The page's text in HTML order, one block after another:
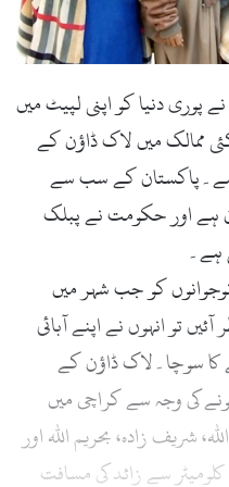
دنیا کو اپنی لپیٹ میں
ممالک میں لاک ڈاؤن کے
ہے۔پاکستان کے سب سے
ہے اور حکومت نے پبلک
ہے۔
کو جب شہر میں
تو انہوں نے اپنے آبائی
کا سوچا۔لاک ڈاؤن کے
کی وجہ سے کراچی میں
شریف زادہ، بحریم اللہ اور
خورشید نے اپنے رکشے پر ہی 1600 کلومیٹر سے زائد کی مسافت